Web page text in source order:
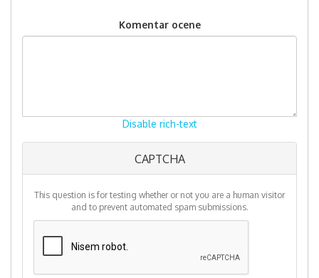
Komentar ocene
Disable rich-text
information
about
formats
CAPTCHA
This question is for testing whether or not you are a human visitor
and to prevent automated spam submissions.